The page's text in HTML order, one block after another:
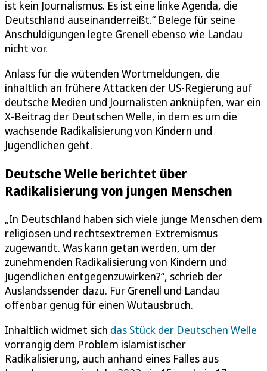
ist kein Journalismus. Es ist eine linke Agenda, die
Deutschland auseinanderreißt.“ Belege für seine
Anschuldigungen legte Grenell ebenso wie Landau
nicht vor.
Anlass für die wütenden Wortmeldungen, die
inhaltlich an frühere Attacken der US-Regierung auf
deutsche Medien und Journalisten anknüpfen, war ein
X-Beitrag der Deutschen Welle, in dem es um die
wachsende Radikalisierung von Kindern und
Jugendlichen geht.
Deutsche Welle berichtet über
Radikalisierung von jungen Menschen
„In Deutschland haben sich viele junge Menschen dem
religiösen und rechtsextremen Extremismus
zugewandt. Was kann getan werden, um der
zunehmenden Radikalisierung von Kindern und
Jugendlichen entgegenzuwirken?“, schrieb der
Auslandssender dazu. Für Grenell und Landau
offenbar genug für einen Wutausbruch.
Inhaltlich widmet sich das Stück der Deutschen Welle
vorrangig dem Problem islamistischer
Radikalisierung, auch anhand eines Falles aus